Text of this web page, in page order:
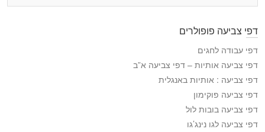
י
ה
צ
י
ע
ה
דפי צביעה פופולרים
דפי עבודה לחגים
דפי צביעה אותיות – דפי צביעה א”ב
דפי צביעה : אותיות באנגלית
דפי צביעה פוקימון
דפי צביעה בובות לול
דפי צביעה לגו נינג’גו